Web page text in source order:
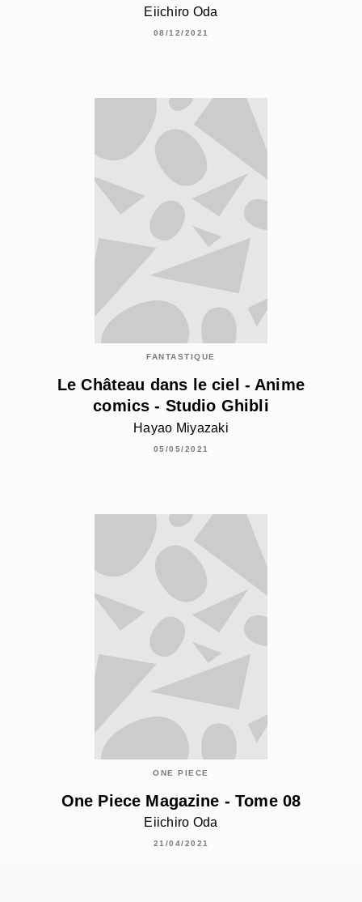
Eiichiro Oda
08/12/2021
FANTASTIQUE
Le Château dans le ciel - Anime
comics - Studio Ghibli
Hayao Miyazaki
05/05/2021
ONE PIECE
One Piece Magazine - Tome 08
Eiichiro Oda
21/04/2021